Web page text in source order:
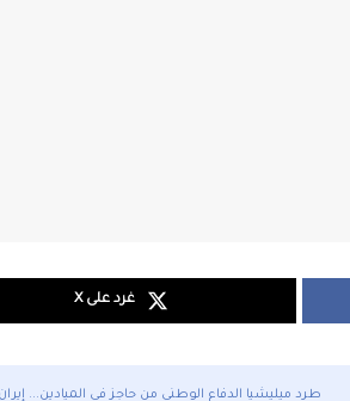
غرد على X
طرد ميليشيا الدفاع الوطني من حاجز في الميادين...